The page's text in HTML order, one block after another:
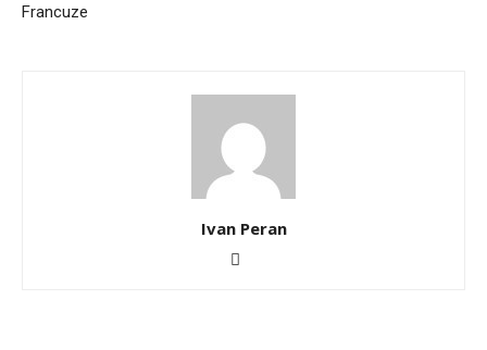
Francuze
Ivan Peran